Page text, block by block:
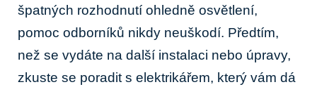
⁤špatných ‌rozhodnutí⁣ ohledně osvětlení,
pomoc ‍odborníků nikdy ⁣neuškodí. Předtím,
než se vydáte na další instalaci nebo úpravy,‍
zkuste se poradit ‍s elektrikářem, který vám dá